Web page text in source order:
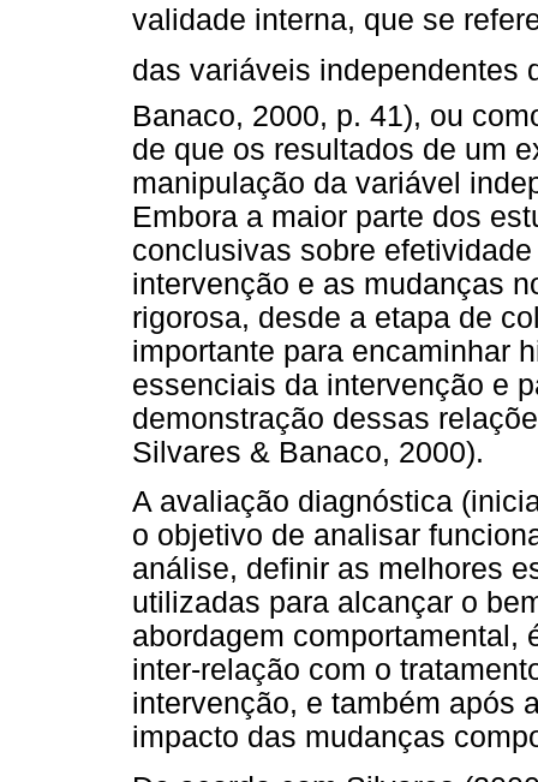
validade interna, que se
das variáveis independentes
Banaco, 2000, p. 41), ou
de que os resultados de um
manipulação da variável
Embora a maior parte dos
conclusivas sobre
intervenção e as mudanças
rigorosa, desde a etapa de
importante para encaminhar
essenciais da intervenção e
demonstração dessas
Silvares & Banaco, 2000).
A avaliação diagnóstica
o objetivo de analisar
análise, definir as melhores
utilizadas para alcançar o
abordagem comportamental,
inter-relação com o
intervenção, e também após
impacto das mudanças